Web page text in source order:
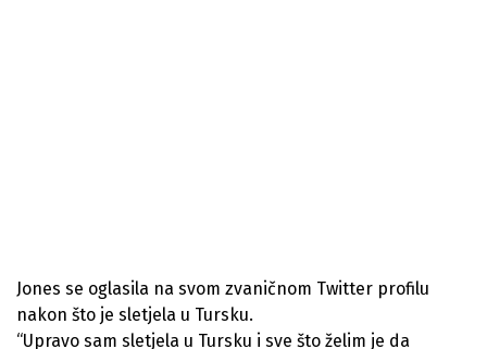
Jones se oglasila na svom zvaničnom Twitter profilu
nakon što je sletjela u Tursku.
“Upravo sam sletjela u Tursku i sve što želim je da